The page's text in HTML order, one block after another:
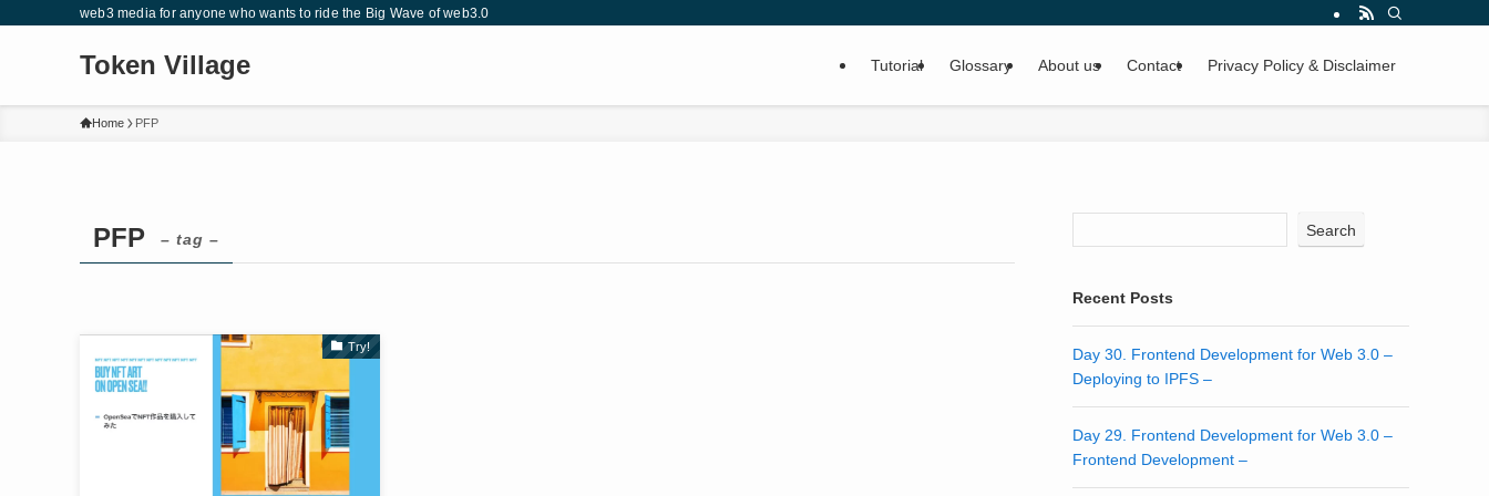
web3 media for anyone who wants to ride the Big Wave of web3.0
Token Village Tutorial Glossary About us Contact Privacy Policy & Disclaimer
Home PFP
PFP – tag –
Try!
Search
Recent Posts
Day 30. Frontend Development for Web 3.0 –
Deploying to IPFS –
Day 29. Frontend Development for Web 3.0 –
Frontend Development –